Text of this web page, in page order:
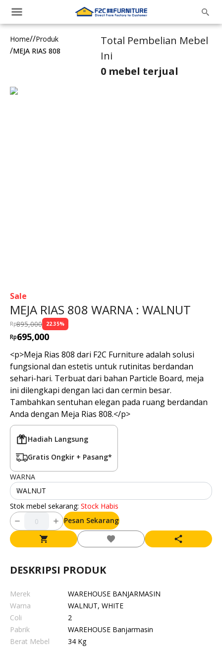
Home//Produk MEJA RIAS 808
Sale
MEJA RIAS 808 WARNA : WALNUT
Rp 895,000 22.35%
Rp 695,000
Meja Rias 808 dari F2C Furniture adalah solusi fungsional dan
estetis untuk rutinitas berdandan sehari-hari. Terbuat dari
bahan Particle Board, meja ini dilengkapi dengan laci dan
cermin besar. Tambahkan sentuhan elegan pada ruang
berdandan Anda dengan Meja Rias 808.
Hadiah Langsung
Gratis Ongkir + Pasang*
WARNA
Stok mebel sekarang:Stock Habis
Pesan Sekarang
DESKRIPSI PRODUK
Merek
WAREHOUSE BANJARMASIN
Coli
2
Pabrik
WAREHOUSE Banjarmasin
Berat Mebel
34 Kg
UKURAN BARANG